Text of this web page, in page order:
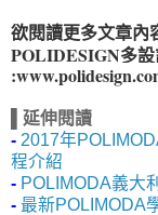
欲閱讀更多文章內
POLIDESIGN多
:
▌延伸閱讀
- 2017年
程介紹
- POLIMODA義大
- 最新POLIMODA